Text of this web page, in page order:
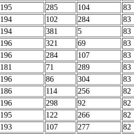
195 285 104 83
194 102 284 83
194 381 5 83
196 321 69 83
196 284 107 83
181 71 289 83
196 86 304 83
186 114 256 82
196 298 92 82
195 122 266 82
193 107 277 82